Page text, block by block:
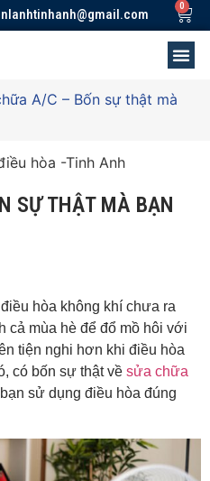
A/C – Bốn sự thật mà
SỰ THẬT MÀ BẠN
hòa không khí chưa ra
cả mùa hè để đổ mồ hôi với
tiện nghi hơn khi điều hòa
có bốn sự thật về sửa chữa
sử dụng điều hòa đúng